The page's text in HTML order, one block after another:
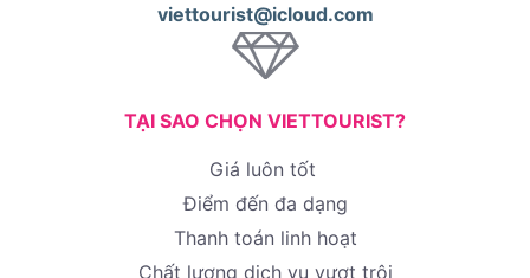
viettourist@icloud.com
TẠI SAO CHỌN VIETTOURIST?
Giá luôn tốt
Điểm đến đa dạng
Thanh toán linh hoạt
Chất lượng dịch vụ vượt trội